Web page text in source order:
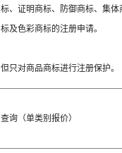
标、证明商标、防御商标、集体
标及色彩商标的注册申请。
但只对商品商标进行注册保护。
查询（单类别报价）